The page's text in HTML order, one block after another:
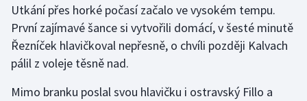
Házená
Jezdectví
Utkání přes horké počasí začalo ve vysokém tempu.
První zajímavé šance si vytvořili domácí, v šesté minutě
Řezníček hlavičkoval nepřesně, o chvíli později Kalvach
pálil z voleje těsně nad.
Mimo branku poslal svou hlavičku i ostravský Fillo a